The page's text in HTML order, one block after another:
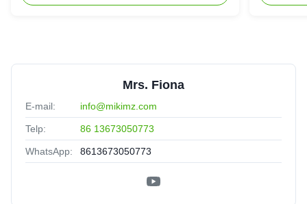
Mrs. Fiona
E-mail: info@mikimz.com
Telp: 86 13673050773
WhatsApp: 8613673050773